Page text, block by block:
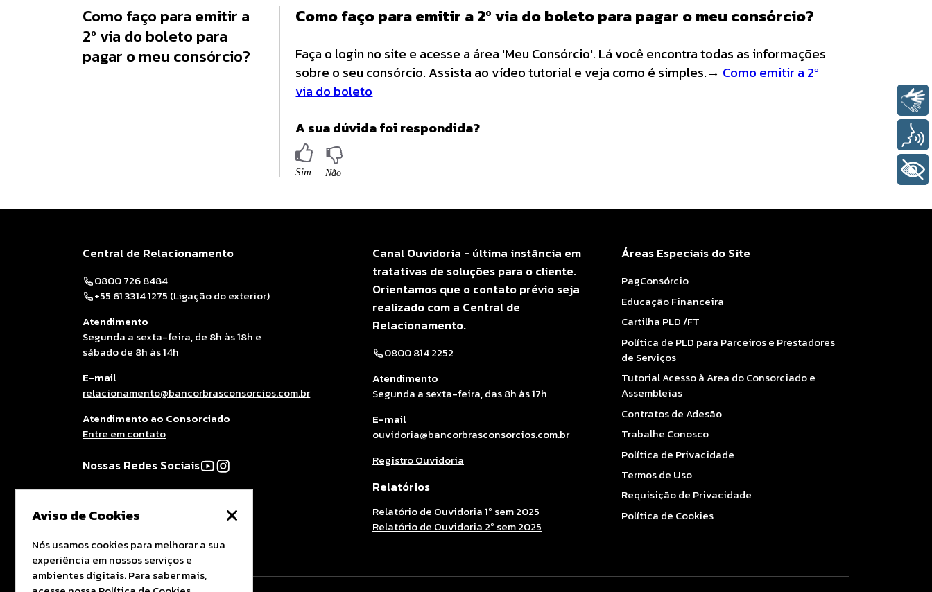
Como faço para emitir a
2º via do boleto para
pagar o meu consórcio?
Como faço para emitir a 2º via do boleto para pagar o meu consórcio?
Faça o login no site e acesse a área 'Meu Consórcio'. Lá você encontra todas as informações
sobre o seu consórcio. Assista ao vídeo tutorial e veja como é simples.→ Como emitir a 2º
via do boleto
A sua dúvida foi respondida?
Central de Relacionamento
0800 726 8484
+55 61 3314 1275 (Ligação do exterior)
Atendimento
Segunda a sexta-feira, de 8h às 18h e
sábado de 8h às 14h
E-mail
relacionamento@bancorbrasconsorcios.com.br
Atendimento ao Consorciado
Entre em contato
Nossas Redes Sociais
Canal Ouvidoria - última instância em
tratativas de soluções para o cliente.
Orientamos que o contato prévio seja
realizado com a Central de
Relacionamento.
0800 814 2252
Atendimento
Segunda a sexta-feira, das 8h às 17h
E-mail
ouvidoria@bancorbrasconsorcios.com.br
Registro Ouvidoria
Relatórios
Relatório de Ouvidoria 1º sem 2025
Relatório de Ouvidoria 2º sem 2025
Áreas Especiais do Site
PagConsórcio
Educação Financeira
Cartilha PLD /FT
Política de PLD para Parceiros e Prestadores
de Serviços
Tutorial Acesso à Area do Consorciado e
Assembleias
Contratos de Adesão
Trabalhe Conosco
Política de Privacidade
Termos de Uso
Requisição de Privacidade
Política de Cookies
Aviso de Cookies
Nós usamos cookies para melhorar a sua
experiência em nossos serviços e
ambientes digitais. Para saber mais,